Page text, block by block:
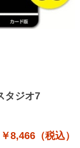
タジオ7
￥8,466（税込）